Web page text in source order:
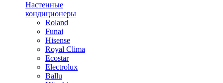
Настенные
кондиционеры
Roland
Funai
Hisense
Royal Clima
Ecostar
Electrolux
Ballu